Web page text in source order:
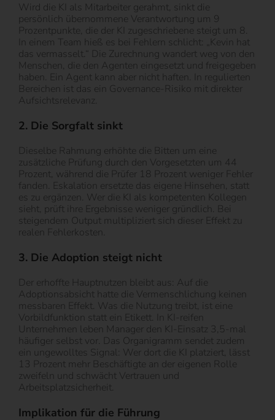
Wird die KI als Mitarbeiter gerahmt, sinkt die
persönlich übernommene Verantwortung um 9
Prozentpunkte, die der KI zugeschriebene steigt um 8.
In einem Team hieß es bei Fehlern schlicht: „Kevin hat
das vermasselt.“ Die Zurechnung wandert weg von den
Menschen, die den Agenten eingesetzt und freigegeben
haben. Ein Agent kann aber nicht haften. In regulierten
Bereichen ist das ein Governance-Risiko mit direkter
Aufsichtsrelevanz.
2. Die Sorgfalt sinkt
Dieselbe Rahmung erhöhte die Bitten um eine
zusätzliche Prüfung durch den Vorgesetzten um 44
Prozent, während die Prüfer 18 Prozent weniger Fehler
fanden. Eskalation ersetzte das eigene Hinsehen, statt
es zu ergänzen. Wer die KI als kompetenten Kollegen
sieht, prüft ihre Ergebnisse weniger gründlich. Bei
steigendem Output multipliziert sich dieser Effekt zu
realen Fehlerkosten.
3. Die Adoption steigt nicht
Der erhoffte Hauptnutzen bleibt aus: Auf die
Adoptionsabsicht hatte die Vermenschlichung keinen
messbaren Effekt. Was die Nutzung treibt, ist eine
Vorbildfunktion statt ein Etikett. In KI-reifen
Unternehmen leben Manager den KI-Einsatz 3,5-mal
häufiger selbst vor. Das Organigramm sendet zudem
ein ungewolltes Signal: Wer dort die KI platziert, lässt
13 Prozent mehr Beschäftigte an der eigenen Rolle
zweifeln und schwächt Vertrauen und
Arbeitsplatzsicherheit.
Implikation für die Führung